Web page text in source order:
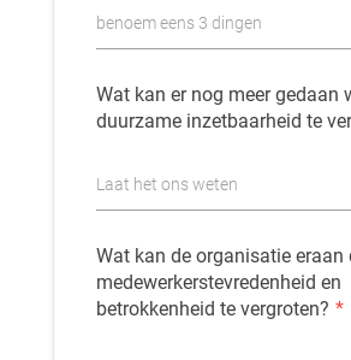
benoem eens 3 dingen
Wat kan er nog meer gedaan
duurzame inzetbaarheid te
Laat het ons weten
Wat kan de organisatie eraan
medewerkerstevredenheid en
betrokkenheid te vergroten? *